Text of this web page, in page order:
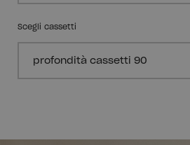
Scegli cassetti